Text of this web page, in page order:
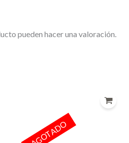
pueden hacer una valoración.
AGOTADO